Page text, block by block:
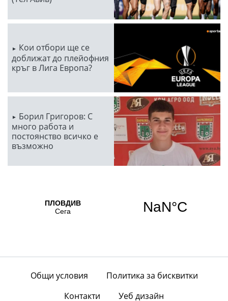
Кои отбори ще се
доближат до плейофния
кръг в Лига Европа?
Борил Григоров: С
много работа и
постоянство всичко е
възможно
Общи условия
Политика за бисквитки
Контакти
Уеб дизайн